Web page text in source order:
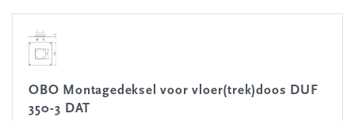
OBO Montagedeksel voor vloer(trek)doos DUF
350-3 DAT